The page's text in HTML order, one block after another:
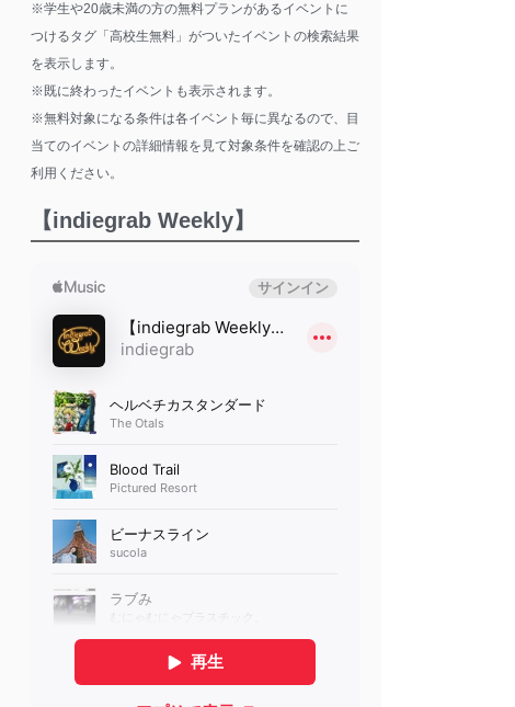
※学生や20歳未満の方の無料プランがあるイベントに
つけるタグ「高校生無料」がついたイベントの検索結果
を表示します。
※既に終わったイベントも表示されます。
※無料対象になる条件は各イベント毎に異なるので、目
当てのイベントの詳細情報を見て対象条件を確認の上ご
利用ください。
【indiegrab Weekly】